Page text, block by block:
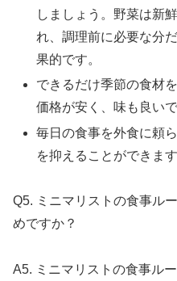
しましょう。野菜は新
れ、調理前に必要な分
果的です。
できるだけ季節の食材
価格が安く、味も良いで
毎日の食事を外食に頼
を抑えることができます
Q5. ミニマリストの食事ル
めですか？
A5. ミニマリストの食事ル